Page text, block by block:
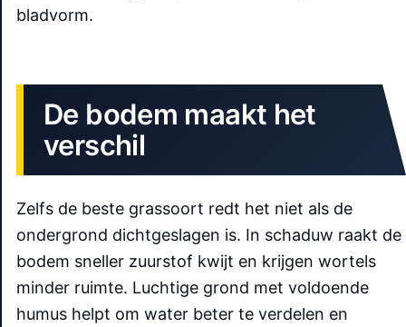
bladvorm.
De bodem maakt het
verschil
Zelfs de beste grassoort redt het niet als de
ondergrond dichtgeslagen is. In schaduw raakt de
bodem sneller zuurstof kwijt en krijgen wortels
minder ruimte. Luchtige grond met voldoende
humus helpt om water beter te verdelen en